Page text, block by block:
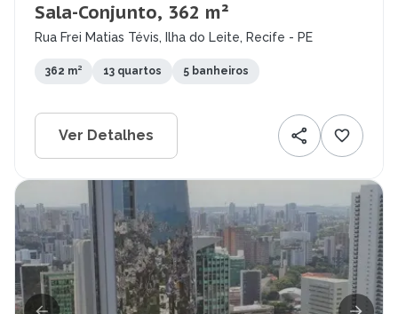
Sala-Conjunto, 362 m²
Rua Frei Matias Tévis, Ilha do Leite, Recife - PE
362 m² 13 quartos 5 banheiros
Ver Detalhes